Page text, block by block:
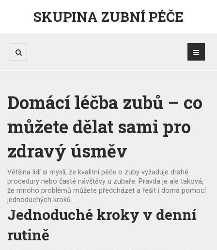
SKUPINA ZUBNÍ PÉČE
Domácí léčba zubů – co
můžete dělat sami pro
zdravý úsměv
Většina lidí si myslí, že kvalitní péče o zuby vyžaduje drahé
procedury nebo časté návštěvy u zubaře. Pravda je ale taková,
že mnoho problémů můžete předcházet a řešit i doma pomocí
jednoduchých kroků.
Jednoduché kroky v denní
rutině